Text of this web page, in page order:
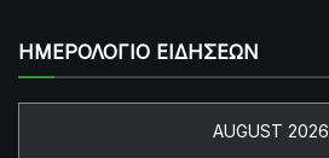
ΗΜΕΡΟΛΟΓΙΟ ΕΙΔΗΣΕΩΝ
AUGUST 2026